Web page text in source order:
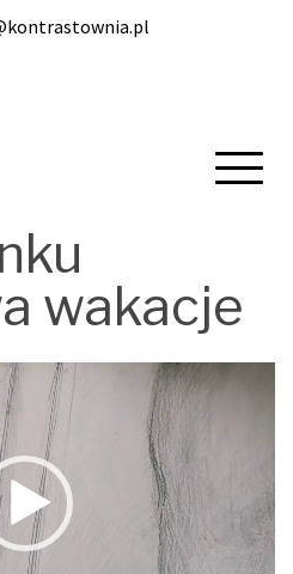
wakacje